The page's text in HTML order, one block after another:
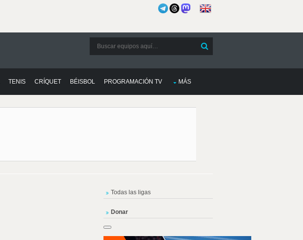
TENIS CRÍQUET BÉISBOL PROGRAMACIÓN TV MÁS
Todas las ligas
Donar